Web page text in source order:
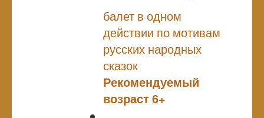
балет в одном
действии по мотивам
русских народных
сказок
Рекомендуемый
возраст 6+